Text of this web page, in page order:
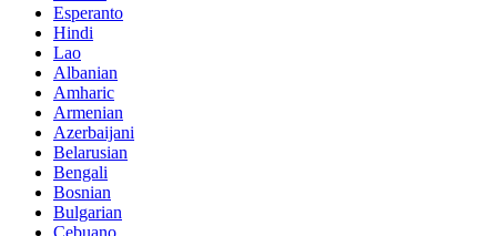
Esperanto
Hindi
Lao
Albanian
Amharic
Armenian
Azerbaijani
Belarusian
Bengali
Bosnian
Bulgarian
Cebuano